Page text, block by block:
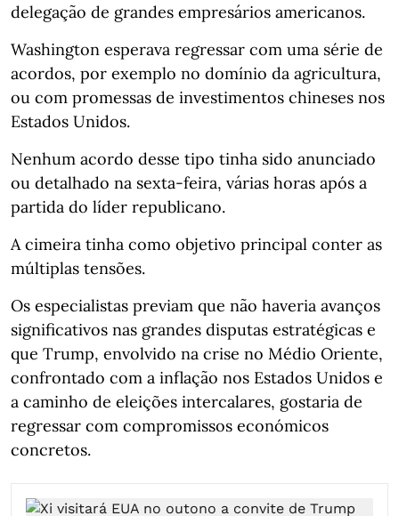
delegação de grandes empresários americanos.
Washington esperava regressar com uma série de
acordos, por exemplo no domínio da agricultura,
ou com promessas de investimentos chineses nos
Estados Unidos.
Nenhum acordo desse tipo tinha sido anunciado
ou detalhado na sexta-feira, várias horas após a
partida do líder republicano.
A cimeira tinha como objetivo principal conter as
múltiplas tensões.
Os especialistas previam que não haveria avanços
significativos nas grandes disputas estratégicas e
que Trump, envolvido na crise no Médio Oriente,
confrontado com a inflação nos Estados Unidos e
a caminho de eleições intercalares, gostaria de
regressar com compromissos económicos
concretos.